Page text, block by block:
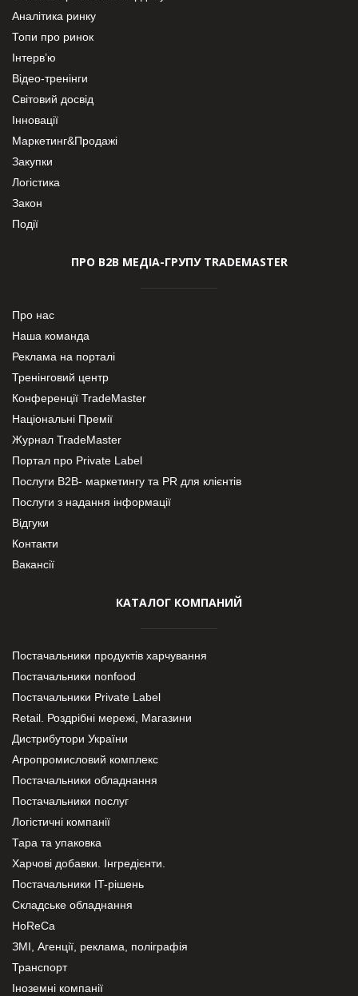
Аналітика ринку
Топи про ринок
Інтерв’ю
Відео-тренінги
Світовий досвід
Інновації
Маркетинг&Продажі
Закупки
Логістика
Закон
Події
ПРО В2В МЕДІА-ГРУПУ TRADEMASTER
Про нас
Наша команда
Реклама на порталі
Тренінговий центр
Конференції TradeMaster
Національні Премії
Журнал TradeMaster
Портал про Private Label
Послуги В2В- маркетингу та PR для клієнтів
Послуги з надання інформації
Відгуки
Контакти
Вакансії
КАТАЛОГ КОМПАНИЙ
Постачальники продуктів харчування
Постачальники nonfood
Постачальники Private Label
Retail. Роздрібні мережі, Магазини
Дистрибутори України
Агропромисловий комплекс
Постачальники обладнання
Постачальники послуг
Логістичні компанії
Тара та упаковка
Харчові добавки. Інгредієнти.
Постачальники IT-рішень
Складське обладнання
HoReCa
ЗМІ, Агенції, реклама, поліграфія
Транспорт
Іноземні компанії